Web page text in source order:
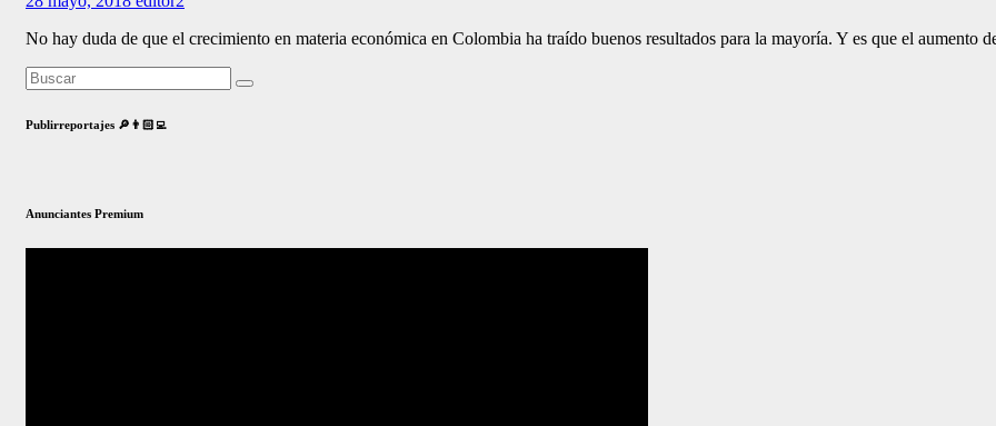
No hay duda de que el crecimiento en materia económica en Colombia ha traído buenos resultados para la mayoría. Y es que el aumento
Publirreportajes 🔎👨🏻‍💻
Anunciantes Premium